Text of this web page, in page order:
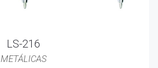
LS-216
METÁLICAS